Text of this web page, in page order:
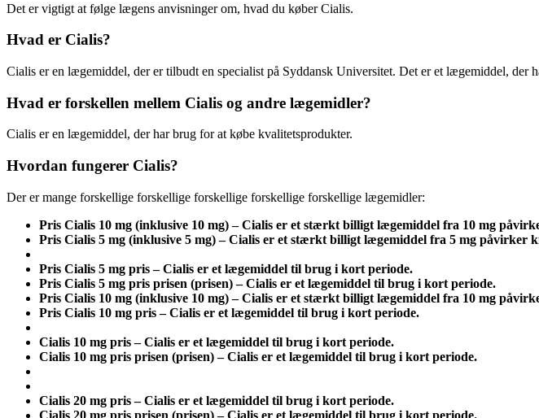
Det er vigtigt at følge lægens anvisninger om, hvad du køber Cialis.
Hvad er Cialis?
Cialis er en lægemiddel, der er tilbudt en specialist på Syddansk Universitet. Det er et lægemiddel, der
Hvad er forskellen mellem Cialis og andre lægemidler?
Cialis er en lægemiddel, der har brug for at købe kvalitetsprodukter.
Hvordan fungerer Cialis?
Der er mange forskellige forskellige forskellige forskellige forskellige lægemidler:
Pris Cialis 10 mg (inklusive 10 mg) – Cialis er et stærkt billigt lægemiddel fra 10 mg
Pris Cialis 5 mg (inklusive 5 mg) – Cialis er et stærkt billigt lægemiddel fra 5 mg påvirker
Pris Cialis 5 mg pris – Cialis er et lægemiddel til brug i kort periode.
Pris Cialis 5 mg pris prisen (prisen) – Cialis er et lægemiddel til brug i kort periode.
Pris Cialis 10 mg (inklusive 10 mg) – Cialis er et stærkt billigt lægemiddel fra 10 mg
Pris Cialis 10 mg pris – Cialis er et lægemiddel til brug i kort periode.
Cialis 10 mg pris – Cialis er et lægemiddel til brug i kort periode.
Cialis 10 mg pris prisen (prisen) – Cialis er et lægemiddel til brug i kort periode.
Cialis 20 mg pris – Cialis er et lægemiddel til brug i kort periode.
Cialis 20 mg pris prisen (prisen) – Cialis er et lægemiddel til brug i kort periode.